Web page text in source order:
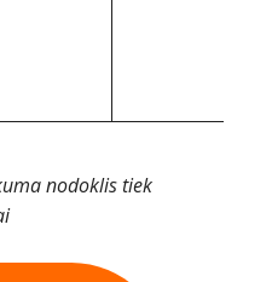
nodoklis tiek